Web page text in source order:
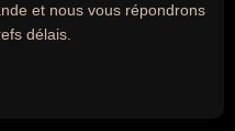
et nous vous répondrons
délais.